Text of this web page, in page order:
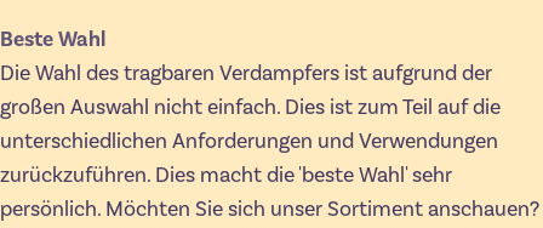
Beste Wahl
Die Wahl des tragbaren Verdampfers ist aufgrund der
großen Auswahl nicht einfach. Dies ist zum Teil auf die
unterschiedlichen Anforderungen und Verwendungen
zurückzuführen. Dies macht die 'beste Wahl' sehr
persönlich. Möchten Sie sich unser Sortiment anschauen?